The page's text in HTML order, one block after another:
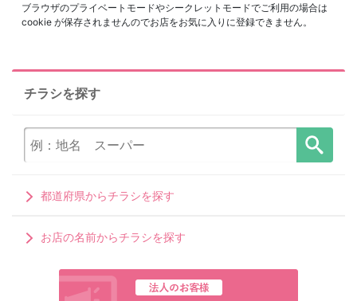
ブラウザのプライベートモードやシークレットモードでご利用の場合は
cookie が保存されませんのでお店をお気に入りに登録できません。
チラシを探す
都道府県からチラシを探す
お店の名前からチラシを探す